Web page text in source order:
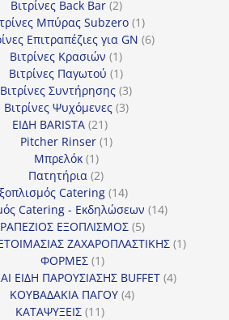
προϊόντα
Βιτρίνες Back Bar 22
προϊόντα
Mπύρας Subzero 11
προϊόν
Επιτραπέζιες για GN 66
Βιτρίνες Κρασιών 11
προϊόν
Βιτρίνες Παγωτού 11
προϊόν
Βιτρίνες Συντήρησης 33
προϊόντα
Βιτρίνες Ψυχόμενες 33
ΕΙΔΗ BARISTA 2121
προϊόντα
Pitcher Rinser 11
Μπρελόκ 11
προϊόν
Πατητήρια 22
προϊόντα
Catering 1414
προϊόντα
Catering - Εκδηλώσεων 1414
ΕΞΟΠΛΙΣΜΟΣ 55
προϊόντα
ΖΑΧΑΡΟΠΛΑΣΤΙΚΗΣ 11
ΦΟΡΜΕΣ 11
προϊόν
ΕΙΔΗ ΠΑΡΟΥΣΙΑΣΗΣ BUFFET 44
ΚΟΥΒΑΔΑΚΙΑ ΠΑΓΟΥ 44
ΚΑΤΑΨΥΞΕΙΣ 1111